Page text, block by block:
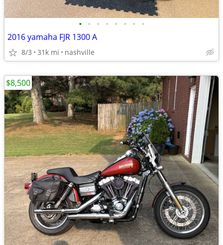
• • • • • • • •
2016 yamaha FJR 1300 A
8/3 31k mi nashville
$8,500